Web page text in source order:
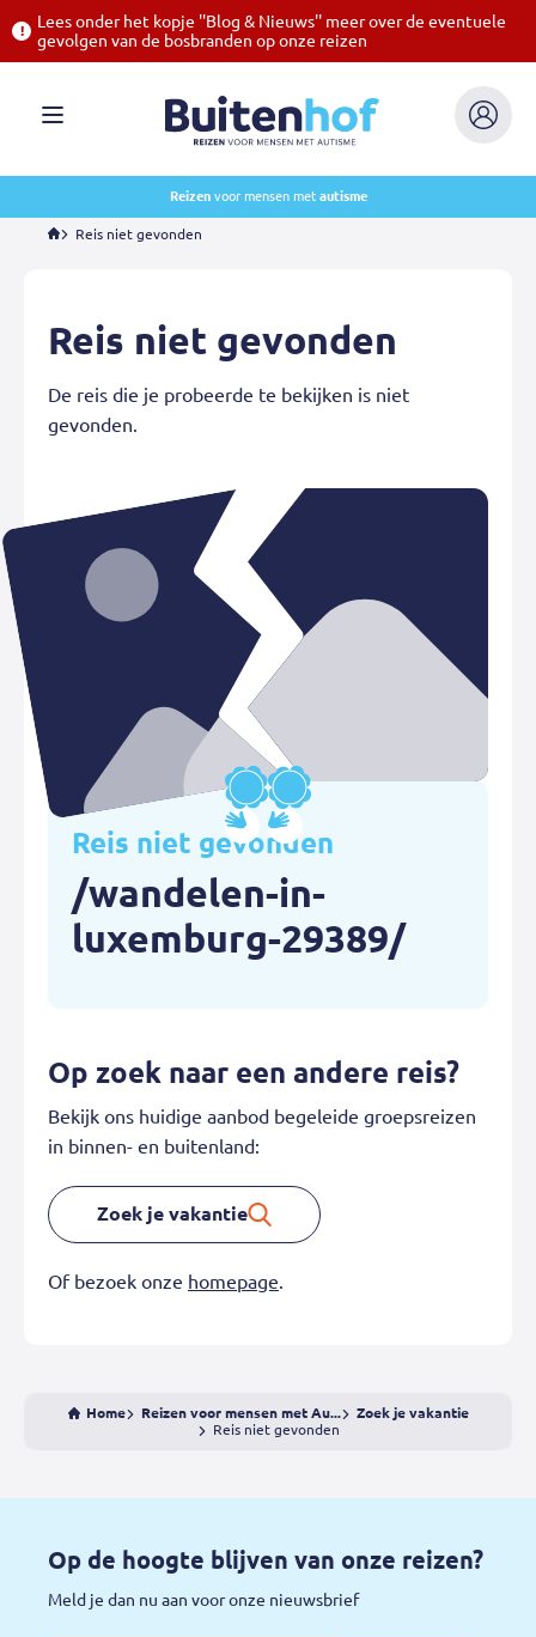
Lees onder het kopje ''Blog & Nieuws'' meer over de eventuele
gevolgen van de bosbranden op onze reizen
Menu
Mijn
Reizenvoor mensen met autisme
Reis niet gevonden
Reis niet gevonden
De reis die je probeerde te bekijken is niet
gevonden.
Reis niet gevonden
/wandelen-in-
luxemburg-29389/
Op zoek naar een andere reis?
Bekijk ons huidige aanbod begeleide groepsreizen
in binnen- en buitenland:
Zoek je vakantie
Of bezoek onze homepage.
Home Reizen voor mensen met Au...
Zoek je vakantie
Reis niet gevonden
Op de hoogte blijven van onze reizen?
Meld je dan nu aan voor onze nieuwsbrief